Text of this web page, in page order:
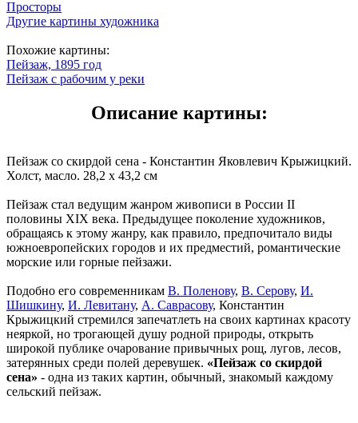
Просторы
Другие картины художника
Похожие картины:
Пейзаж, 1895 год
Пейзаж с рабочим у реки
Описание картины:
Пейзаж со скирдой сена - Константин Яковлевич Крыжицкий.
Холст, масло. 28,2 x 43,2 см
Пейзаж стал ведущим жанром живописи в России II
половины XIX века. Предыдущее поколение художников,
обращаясь к этому жанру, как правило, предпочитало виды
южноевропейских городов и их предместий, романтические
морские или горные пейзажи.
Подобно его современникам В. Поленову, В. Серову, И.
Шишкину, И. Левитану, А. Саврасову, Константин
Крыжицкий стремился запечатлеть на своих картинах красоту
неяркой, но трогающей душу родной природы, открыть
широкой публике очарование привычных рощ, лугов, лесов,
затерянных среди полей деревушек. «Пейзаж со скирдой
сена» - одна из таких картин, обычный, знакомый каждому
сельский пейзаж.